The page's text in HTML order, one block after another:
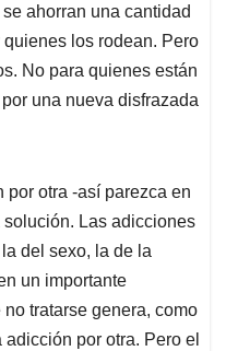
ahorran una cantidad
los rodean. Pero
No para quienes están
una nueva disfrazada
por otra -así parezca en
Las adicciones
del sexo, la de la
un importante
tratarse genera, como
por otra. Pero el